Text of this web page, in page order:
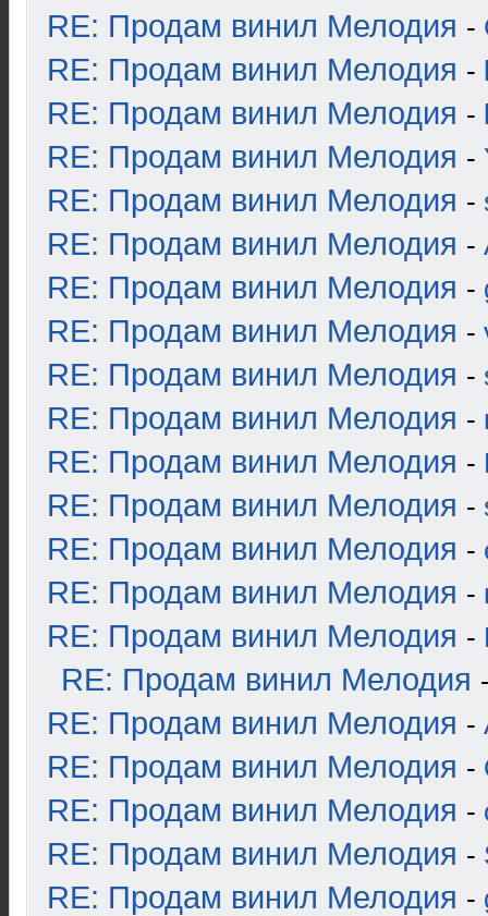
RE: Продам винил Мелодия -
RE: Продам винил Мелодия -
RE: Продам винил Мелодия -
RE: Продам винил Мелодия -
RE: Продам винил Мелодия -
RE: Продам винил Мелодия -
RE: Продам винил Мелодия -
RE: Продам винил Мелодия -
RE: Продам винил Мелодия -
RE: Продам винил Мелодия -
RE: Продам винил Мелодия -
RE: Продам винил Мелодия -
RE: Продам винил Мелодия -
RE: Продам винил Мелодия -
RE: Продам винил Мелодия -
RE: Продам винил Мелодия
RE: Продам винил Мелодия -
RE: Продам винил Мелодия -
RE: Продам винил Мелодия -
RE: Продам винил Мелодия -
RE: Продам винил Мелодия -